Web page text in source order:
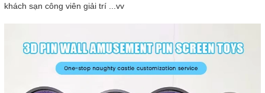
khách sạn công viên giải trí ...vv